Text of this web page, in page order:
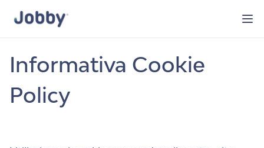
Informativa Cookie
Policy